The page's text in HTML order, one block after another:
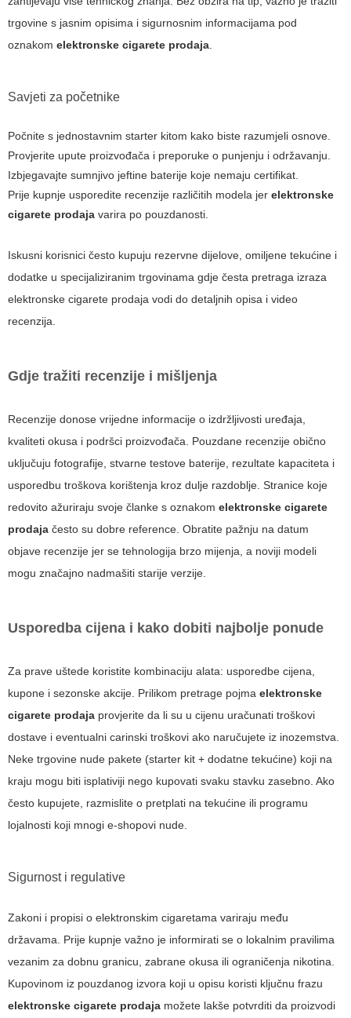
trgovine s jasnim opisima i sigurnosnim informacijama pod
oznakom elektronske cigarete prodaja.
Savjeti za početnike
Počnite s jednostavnim starter kitom kako biste razumjeli osnove.
Provjerite upute proizvođača i preporuke o punjenju i održavanju.
Izbjegavajte sumnjivo jeftine baterije koje nemaju certifikat.
Prije kupnje usporedite recenzije različitih modela jer elektronske
cigarete prodaja varira po pouzdanosti.
Iskusni korisnici često kupuju rezervne dijelove, omiljene tekućine i
dodatke u specijaliziranim trgovinama gdje česta pretraga izraza
elektronske cigarete prodaja vodi do detaljnih opisa i video
recenzija.
Gdje tražiti recenzije i mišljenja
Recenzije donose vrijedne informacije o izdržljivosti uređaja,
kvaliteti okusa i podršci proizvođača. Pouzdane recenzije obično
uključuju fotografije, stvarne testove baterije, rezultate kapaciteta i
usporedbu troškova korištenja kroz dulje razdoblje. Stranice koje
redovito ažuriraju svoje članke s oznakom elektronske cigarete
prodaja često su dobre reference. Obratite pažnju na datum
objave recenzije jer se tehnologija brzo mijenja, a noviji modeli
mogu značajno nadmašiti starije verzije.
Usporedba cijena i kako dobiti najbolje ponude
Za prave uštede koristite kombinaciju alata: usporedbe cijena,
kupone i sezonske akcije. Prilikom pretrage pojma elektronske
cigarete prodaja provjerite da li su u cijenu uračunati troškovi
dostave i eventualni carinski troškovi ako naručujete iz inozemstva.
Neke trgovine nude pakete (starter kit + dodatne tekućine) koji na
kraju mogu biti isplativiji nego kupovati svaku stavku zasebno. Ako
često kupujete, razmislite o pretplati na tekućine ili programu
lojalnosti koji mnogi e-shopovi nude.
Sigurnost i regulative
Zakoni i propisi o elektronskim cigaretama variraju među
državama. Prije kupnje važno je informirati se o lokalnim pravilima
vezanim za dobnu granicu, zabrane okusa ili ograničenja nikotina.
Kupovinom iz pouzdanog izvora koji u opisu koristi ključnu frazu
elektronske cigarete prodaja možete lakše potvrditi da proizvodi